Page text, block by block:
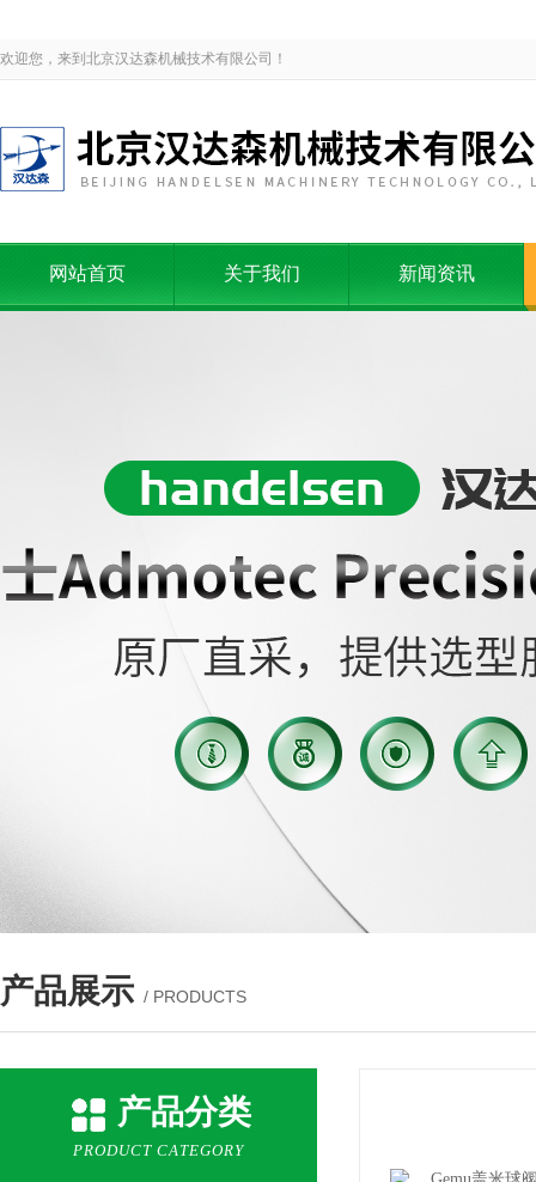
欢迎您，来到北京汉达森机械技术有限公司！
网站首页 关于我们 新闻资讯
产品展示 / PRODUCTS
产品分类
PRODUCT CATEGORY